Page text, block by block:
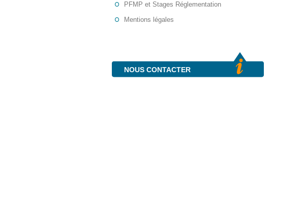
PFMP et Stages Réglementation
Mentions légales
NOUS CONTACTER